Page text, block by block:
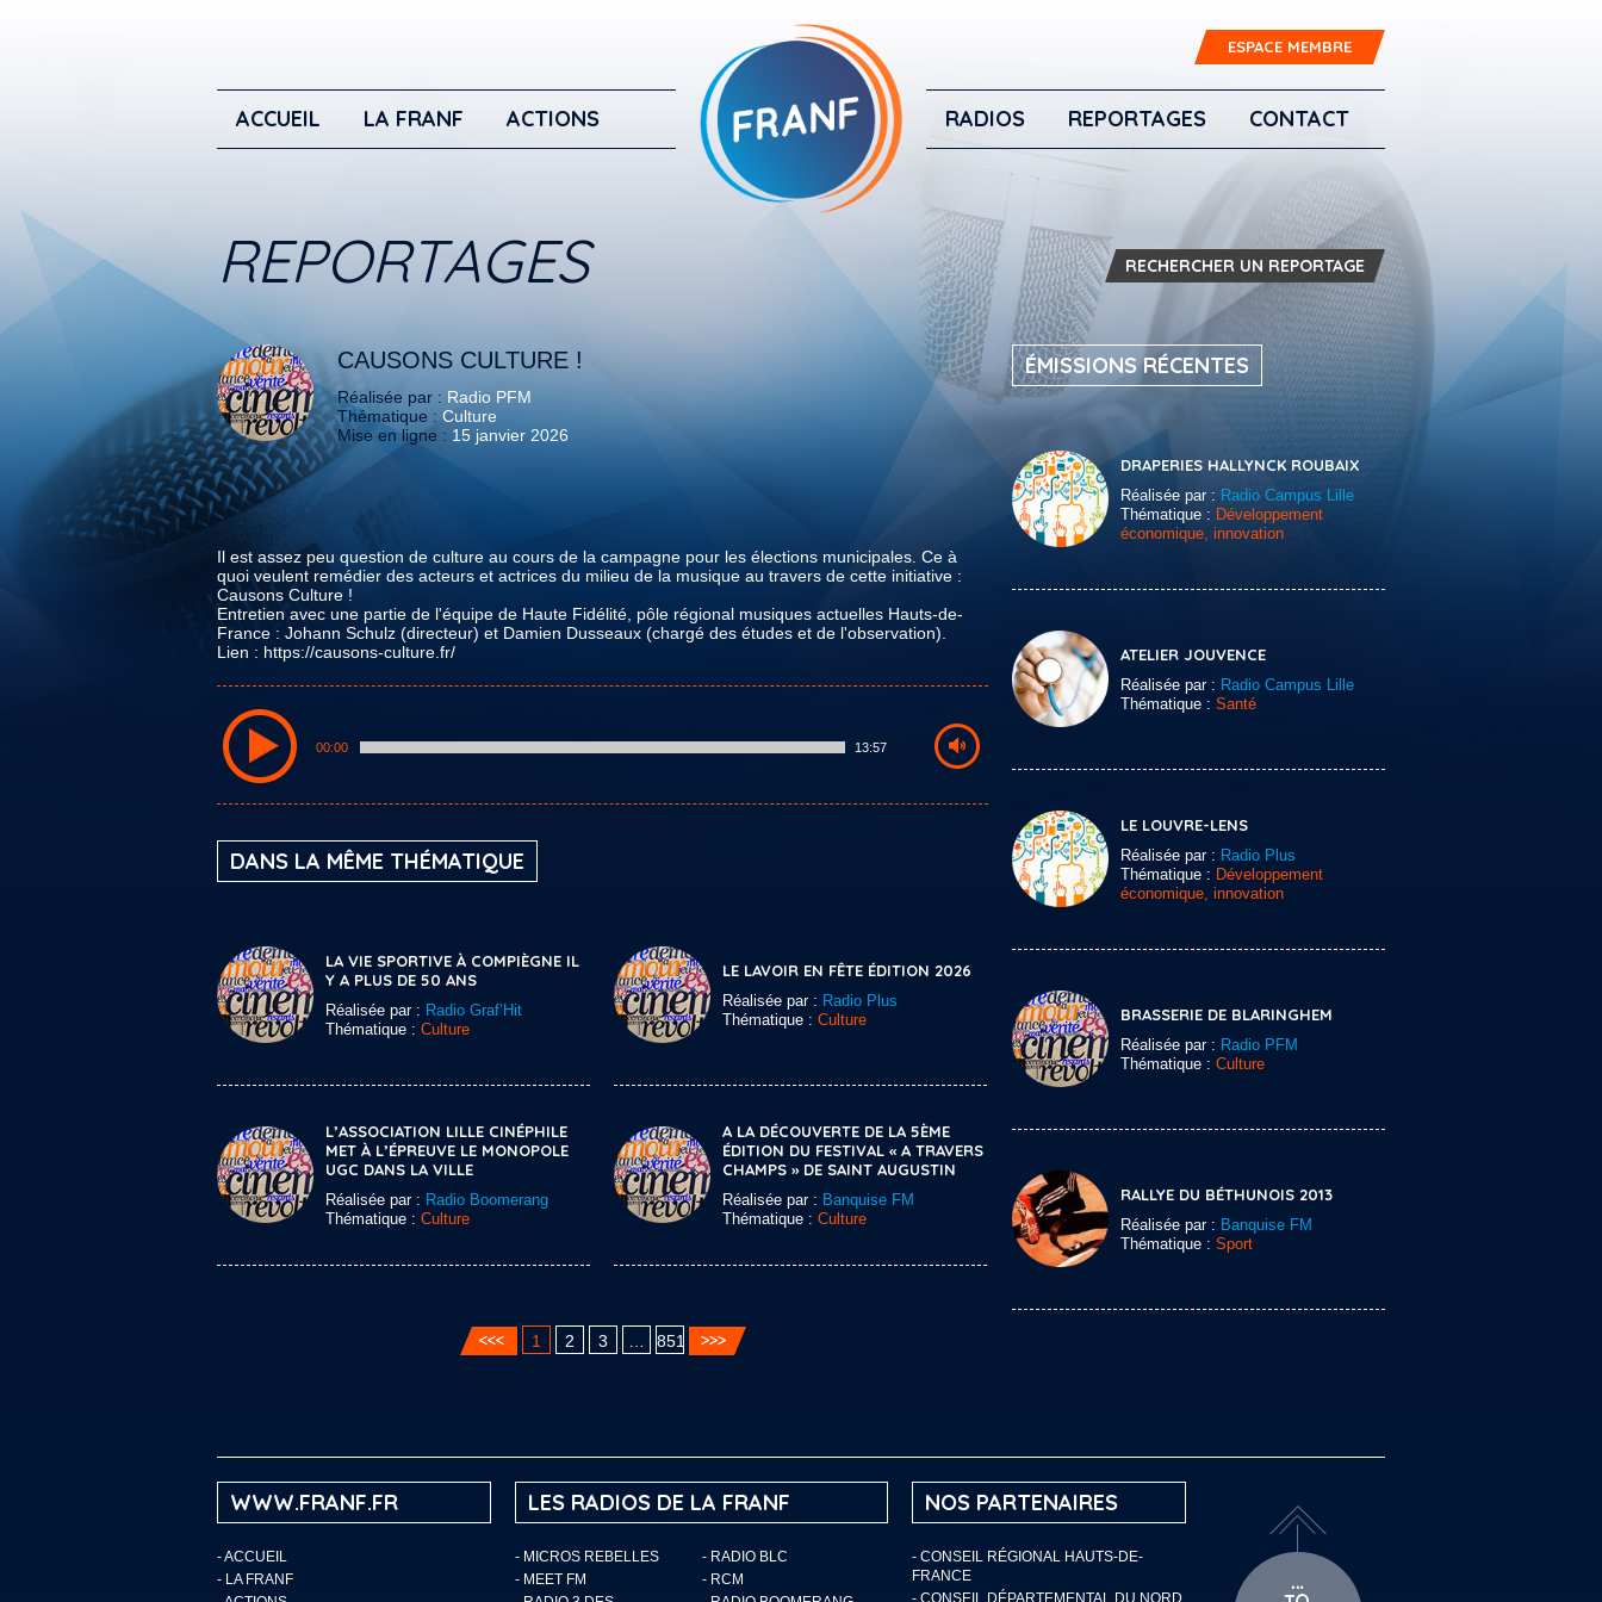
ESPACE MEMBRE
ACCUEIL LA FRANF ACTIONS RADIOS REPORTAGES CONTACT
REPORTAGES RECHERCHER UN REPORTAGE
CAUSONS CULTURE !
Réalisée par : Radio PFM
Thématique : Culture
Mise en ligne : 15 janvier 2026
Il est assez peu question de culture au cours de la campagne pour les élections municipales. Ce à
quoi veulent remédier des acteurs et actrices du milieu de la musique au travers de cette initiative :
Causons Culture !
Entretien avec une partie de l'équipe de Haute Fidélité, pôle régional musiques actuelles Hauts-de-
France : Johann Schulz (directeur) et Damien Dusseaux (chargé des études et de l'observation).
Lien : https://causons-culture.fr/
00:00 13:57
DANS LA MÊME THÉMATIQUE
LA VIE SPORTIVE À COMPIÈGNE IL
Y A PLUS DE 50 ANS
Réalisée par : Radio Graf’Hit
Thématique : Culture
LE LAVOIR EN FÊTE ÉDITION 2026
Réalisée par : Radio Plus
Thématique : Culture
L’ASSOCIATION LILLE CINÉPHILE
MET À L’ÉPREUVE LE MONOPOLE
UGC DANS LA VILLE
Réalisée par : Radio Boomerang
Thématique : Culture
A LA DÉCOUVERTE DE LA 5ÈME
ÉDITION DU FESTIVAL « A TRAVERS
CHAMPS » DE SAINT AUGUSTIN
Réalisée par : Banquise FM
Thématique : Culture
1 2 3 851
ÉMISSIONS RÉCENTES
DRAPERIES HALLYNCK ROUBAIX
Réalisée par : Radio Campus Lille
Thématique : Développement
économique, innovation
ATELIER JOUVENCE
Réalisée par : Radio Campus Lille
Thématique : Santé
LE LOUVRE-LENS
Réalisée par : Radio Plus
Thématique : Développement
économique, innovation
BRASSERIE DE BLARINGHEM
Réalisée par : Radio PFM
Thématique : Culture
RALLYE DU BÉTHUNOIS 2013
Réalisée par : Banquise FM
Thématique : Sport
WWW.FRANF.FR
-ACCUEIL
- LA FRANF
LES RADIOS DE LA FRANF
- MICROS REBELLES
- RADIO BLC
- MEET FM
- RCM
NOS PARTENAIRES
- CONSEIL RÉGIONAL HAUTS-DE-
FRANCE
- CONSEIL DÉPARTEMENTAL DU NORD